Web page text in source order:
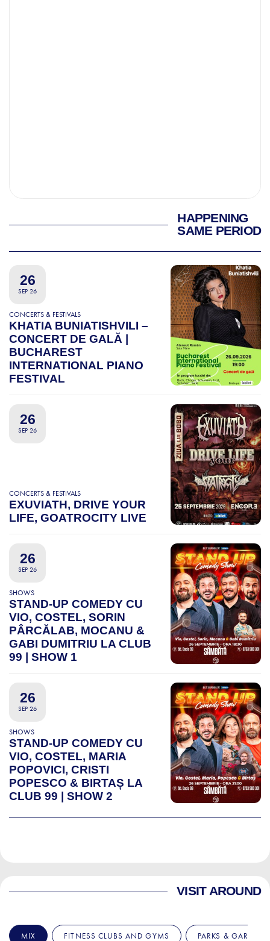
HAPPENING
SAME PERIOD
26
SEP 26
CONCERTS & FESTIVALS
KHATIA BUNIATISHVILI –
CONCERT DE GALĂ |
BUCHAREST
INTERNATIONAL PIANO
FESTIVAL
26
SEP 26
CONCERTS & FESTIVALS
EXUVIATH, DRIVE YOUR
LIFE, GOATROCITY LIVE
26
SEP 26
SHOWS
STAND-UP COMEDY CU
VIO, COSTEL, SORIN
PÂRCĂLAB, MOCANU &
GABI DUMITRIU LA CLUB
99 | SHOW 1
26
SEP 26
SHOWS
STAND-UP COMEDY CU
VIO, COSTEL, MARIA
POPOVICI, CRISTI
POPESCO & BIRTAȘ LA
CLUB 99 | SHOW 2
VISIT AROUND
MIX FITNESS CLUBS AND GYMS PARKS & GARDENS